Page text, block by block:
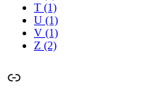
T (1)
U (1)
V (1)
Z (2)
Link